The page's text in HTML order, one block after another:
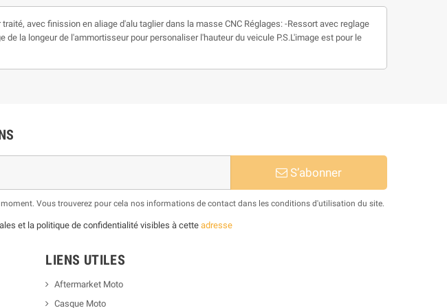
avec finission en aliage d'alu taglier dans la masse CNC Réglages: -Ressort avec reglage
la longeur de l'ammortisseur pour personaliser l'hauteur du veicule P.S.L'image est pour le
S’abonner
Vous trouverez pour cela nos informations de contact dans les conditions d'utilisation du site.
et la politique de confidentialité visibles à cetteadresse
LIENS UTILES
Aftermarket Moto
Casque Moto